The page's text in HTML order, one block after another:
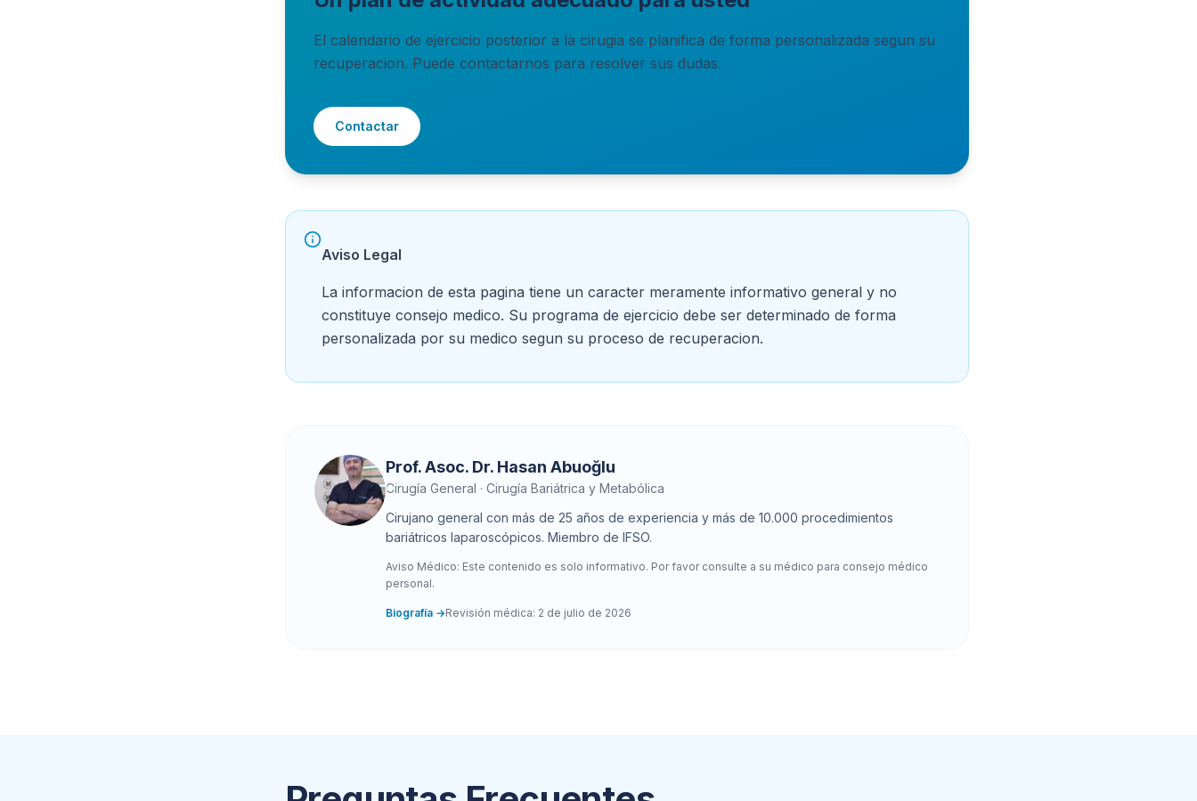
El calendario de ejercicio posterior a la cirugia se planifica de forma personalizada segun su
recuperacion. Puede contactarnos para resolver sus dudas.
Contactar
Aviso Legal
La informacion de esta pagina tiene un caracter meramente informativo general y no
constituye consejo medico. Su programa de ejercicio debe ser determinado de forma
personalizada por su medico segun su proceso de recuperacion.
Prof. Asoc. Dr. Hasan Abuoğlu
Cirugía General · Cirugía Bariátrica y Metabólica
Cirujano general con más de 25 años de experiencia y más de 10.000 procedimientos
bariátricos laparoscópicos. Miembro de IFSO.
Aviso Médico: Este contenido es solo informativo. Por favor consulte a su médico para consejo médico
personal.
Biografía →Revisión médica: 2 de julio de 2026